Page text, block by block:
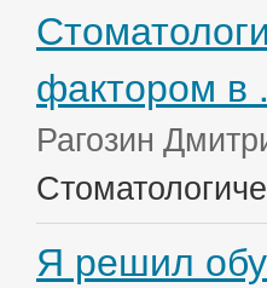
фактором в
Рагозин
Я решил